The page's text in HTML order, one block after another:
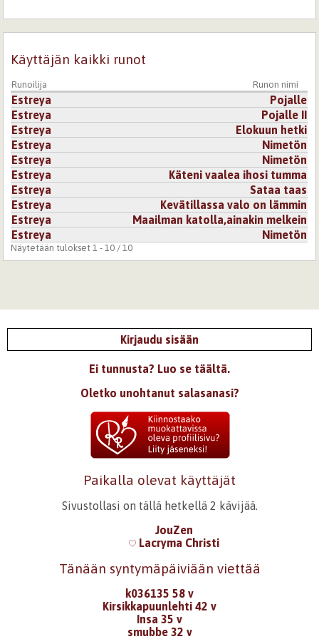
Käyttäjän kaikki runot
Runoilija Runon nimi
Estreya
Pojalle
Estreya
Pojalle II
Estreya
Elokuun hetki
Estreya
Nimetön
Estreya
Nimetön
Estreya
Käteni vaalea ihosi tumma
Estreya
Sataa taas
Estreya
Kevätillassa valo on lämmin
Estreya
Maailman katolla,ainakin melkein
Estreya
Nimetön
Näytetään tulokset 1 - 10 / 10
Kirjaudu sisään
Ei tunnusta? Luo se täältä.
Oletko unohtanut salasanasi?
Paikalla olevat käyttäjät
Sivustollasi on tällä hetkellä 2 kävijää.
JouZen
Lacryma Christi
Tänään syntymäpäiviään viettää
k036135 58 v
Kirsikkapuunlehti 42 v
Insa 35 v
smubbe 32 v